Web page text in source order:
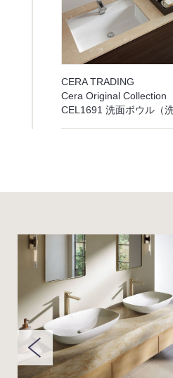
CERA TRADING
Cera Original Collection
CEL1691 洗面ボウル（洗